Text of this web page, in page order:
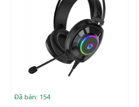
Đã bán: 154